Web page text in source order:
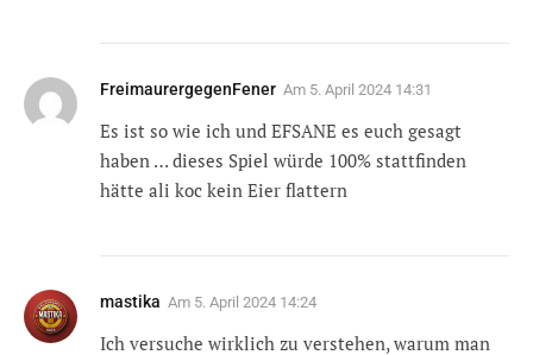
FreimaurergegenFener Am 5. April 2024 14:31
Es ist so wie ich und EFSANE es euch gesagt
haben … dieses Spiel würde 100% stattfinden
hätte ali koc kein Eier flattern
mastika Am 5. April 2024 14:24
Ich versuche wirklich zu verstehen, warum man